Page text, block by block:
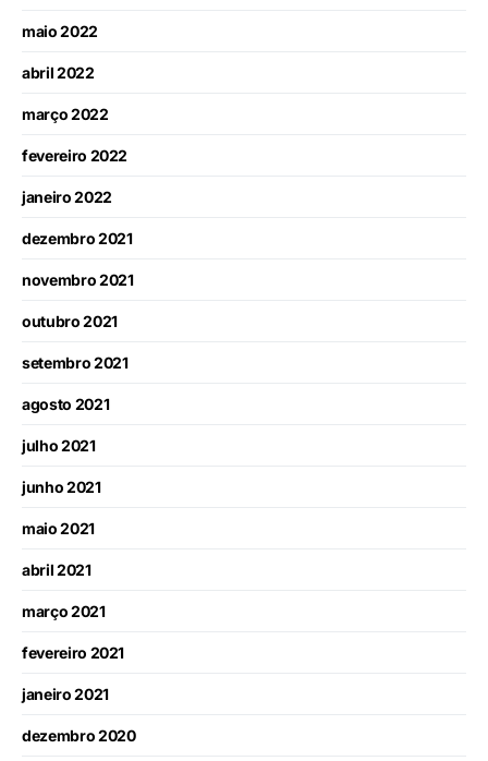
maio 2022
abril 2022
março 2022
fevereiro 2022
janeiro 2022
dezembro 2021
novembro 2021
outubro 2021
setembro 2021
agosto 2021
julho 2021
junho 2021
maio 2021
abril 2021
março 2021
fevereiro 2021
janeiro 2021
dezembro 2020